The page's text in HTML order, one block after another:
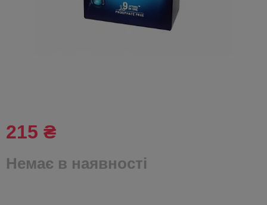
215 ₴
Немає в наявності